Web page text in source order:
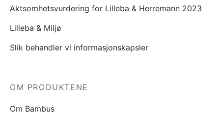
Aktsomhetsvurdering for Lilleba & Herremann 2023
Lilleba & Miljø
Slik behandler vi informasjonskapsler
OM PRODUKTENE
Om Bambus